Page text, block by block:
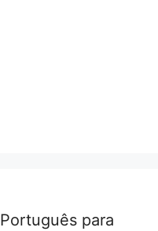
para